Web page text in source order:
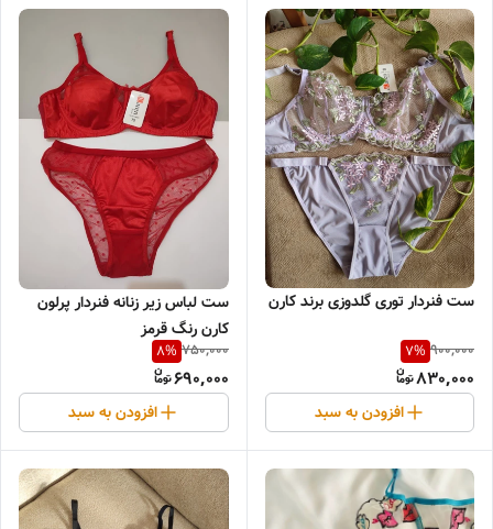
ست فنردار توری گلدوزی برند کارن
900,000
7%
830,000
افزودن به سبد
ست لباس زیر زنانه فنردار پرلون
کارن رنگ قرمز
750,000
8%
690,000
افزودن به سبد